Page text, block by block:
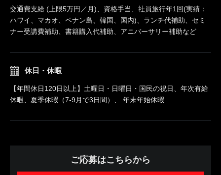
交通費支給 (上限5万円／月)、資格手当、社員旅行年1回(実績：
ハワイ、マカオ、ペナン島、韓国、国内)、ランチ代補助、セミ
ナー受講費補助、書籍購入代補助、アニバーサリー補助など
休日・休暇
【年間休日120日以上】土曜日・日曜日・国民の祝日、年次有給
休暇、夏季休暇（7-9月で3日間）、 年末年始休暇
ご応募はこちらから